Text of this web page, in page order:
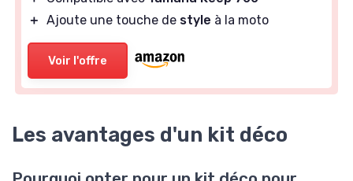
＋ Ajoute une touche de style à la moto
Voir l'offre
Les avantages d'un kit déco